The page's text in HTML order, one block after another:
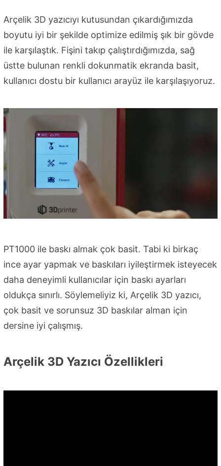
Arçelik 3D yazıcıyı kutusundan çıkardığımızda
boyutu iyi bir şekilde optimize edilmiş şık bir gövde
ile karşılaştık. Fişini takıp çalıştırdığımızda, sağ
üstte bulunan renkli dokunmatik ekranda basit,
kullanıcı dostu bir kullanıcı arayüz ile karşılaşıyoruz.
PT1000 ile baskı almak çok basit. Tabi ki birkaç
ince ayar yapmak ve baskıları iyileştirmek isteyecek
daha deneyimli kullanıcılar için baskı ayarları
oldukça sınırlı. Söylemeliyiz ki, Arçelik 3D yazıcı,
çok basit ve sorunsuz 3D baskılar alman için
dersine iyi çalışmış.
Arçelik 3D Yazıcı Özellikleri